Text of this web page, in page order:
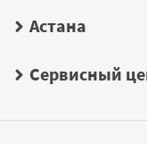
Астана
Сервисный